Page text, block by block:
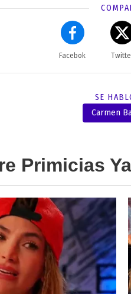
Facebok
SE
Carmen
Primicias Ya